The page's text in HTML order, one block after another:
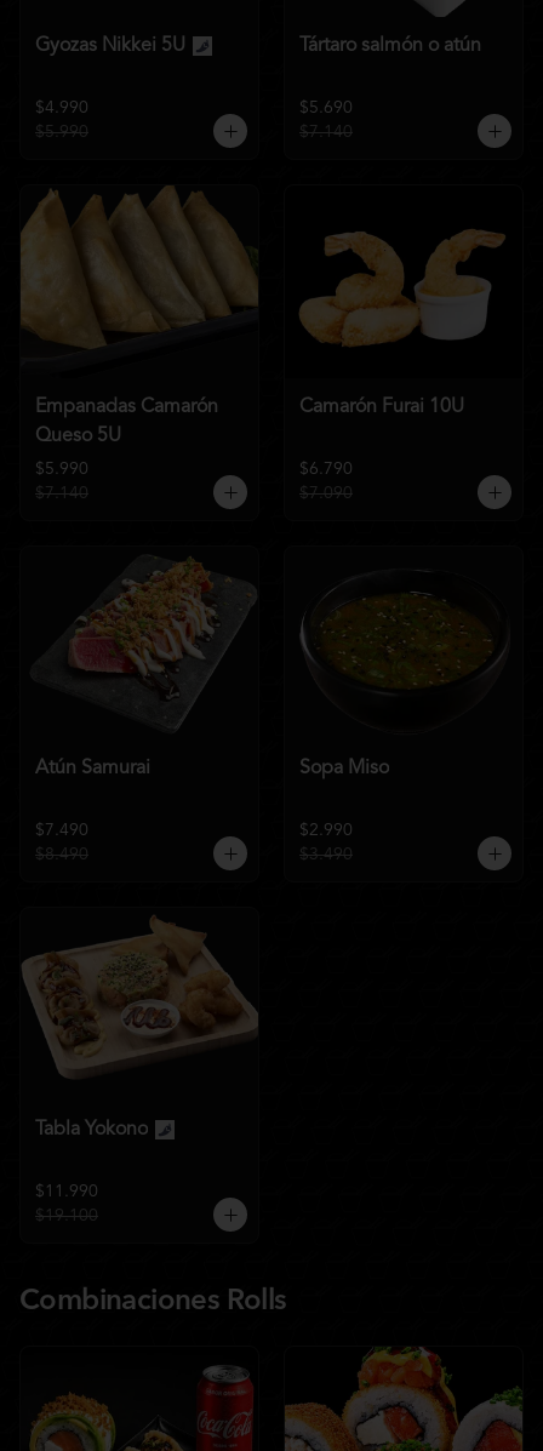
Gyozas Nikkei 5U
$4.990
$5.990
Tártaro salmón o atún
$5.690
$7.140
Empanadas Camarón
Queso 5U
$5.990
$7.140
Camarón Furai 10U
$6.790
$7.090
Atún Samurai
$7.490
$8.490
Sopa Miso
$2.990
$3.490
Tabla Yokono
$11.990
$19.100
Combinaciones Rolls